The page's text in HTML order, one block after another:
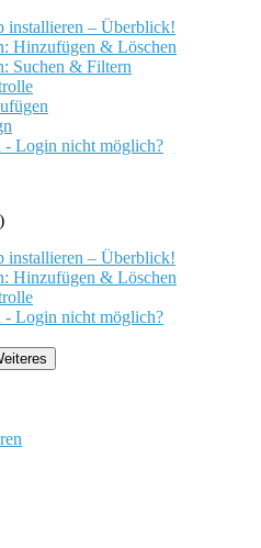
– Überblick!
Hinzufügen & Löschen
Suchen & Filtern
- Login nicht möglich?
– Überblick!
Hinzufügen & Löschen
- Login nicht möglich?